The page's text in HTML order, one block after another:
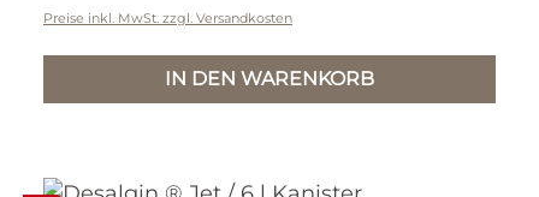
Preise inkl. MwSt. zzgl. Versandkosten
IN DEN WARENKORB